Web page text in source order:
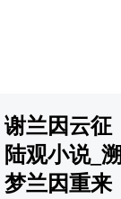
谢兰因云征
陆观小说_溯
梦兰因重来